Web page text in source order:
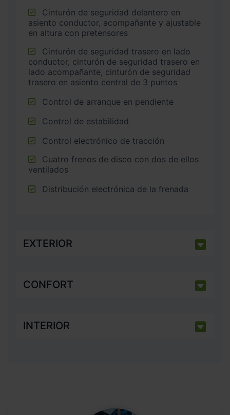
asiento conductor, acompañante y ajustable
en altura con pretensores
conductor, cinturón de seguridad trasero en
lado acompañante, cinturón de seguridad
trasero en asiento central de 3 puntos
Control de arranque en pendiente
Control de estabilidad
Control electrónico de tracción
ventilados
Distribución electrónica de la frenada
EXTERIOR
CONFORT
INTERIOR